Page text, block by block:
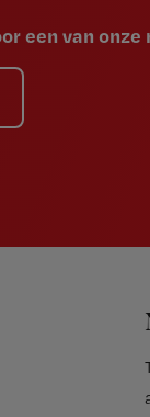
een van onze